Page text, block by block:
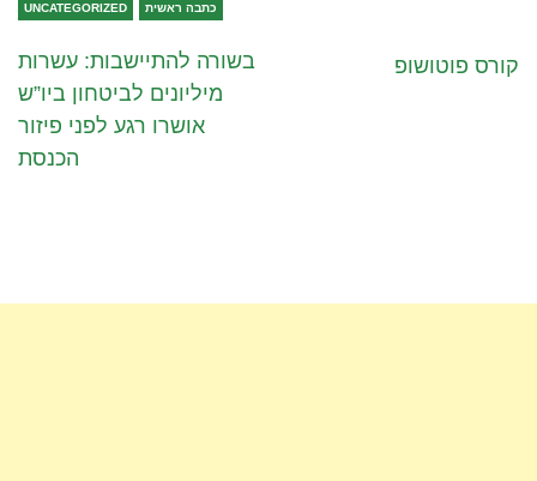
UNCATEGORIZED כתבה ראשית
בשורה להתיישבות: עשרות
מיליונים לביטחון ביו”ש
אושרו רגע לפני פיזור
הכנסת
קורס פוטושופ